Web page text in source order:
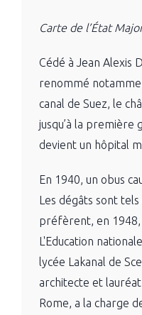
Carte de l’État
Cédé à Jean Alexis
renommé
canal de Suez, le
jusqu’à la première
devient un hôpital
En 1940, un obus
Les dégâts sont
préfèrent, en 1948,
L'Education
lycée Lakanal de
architecte et
Rome, a la charge